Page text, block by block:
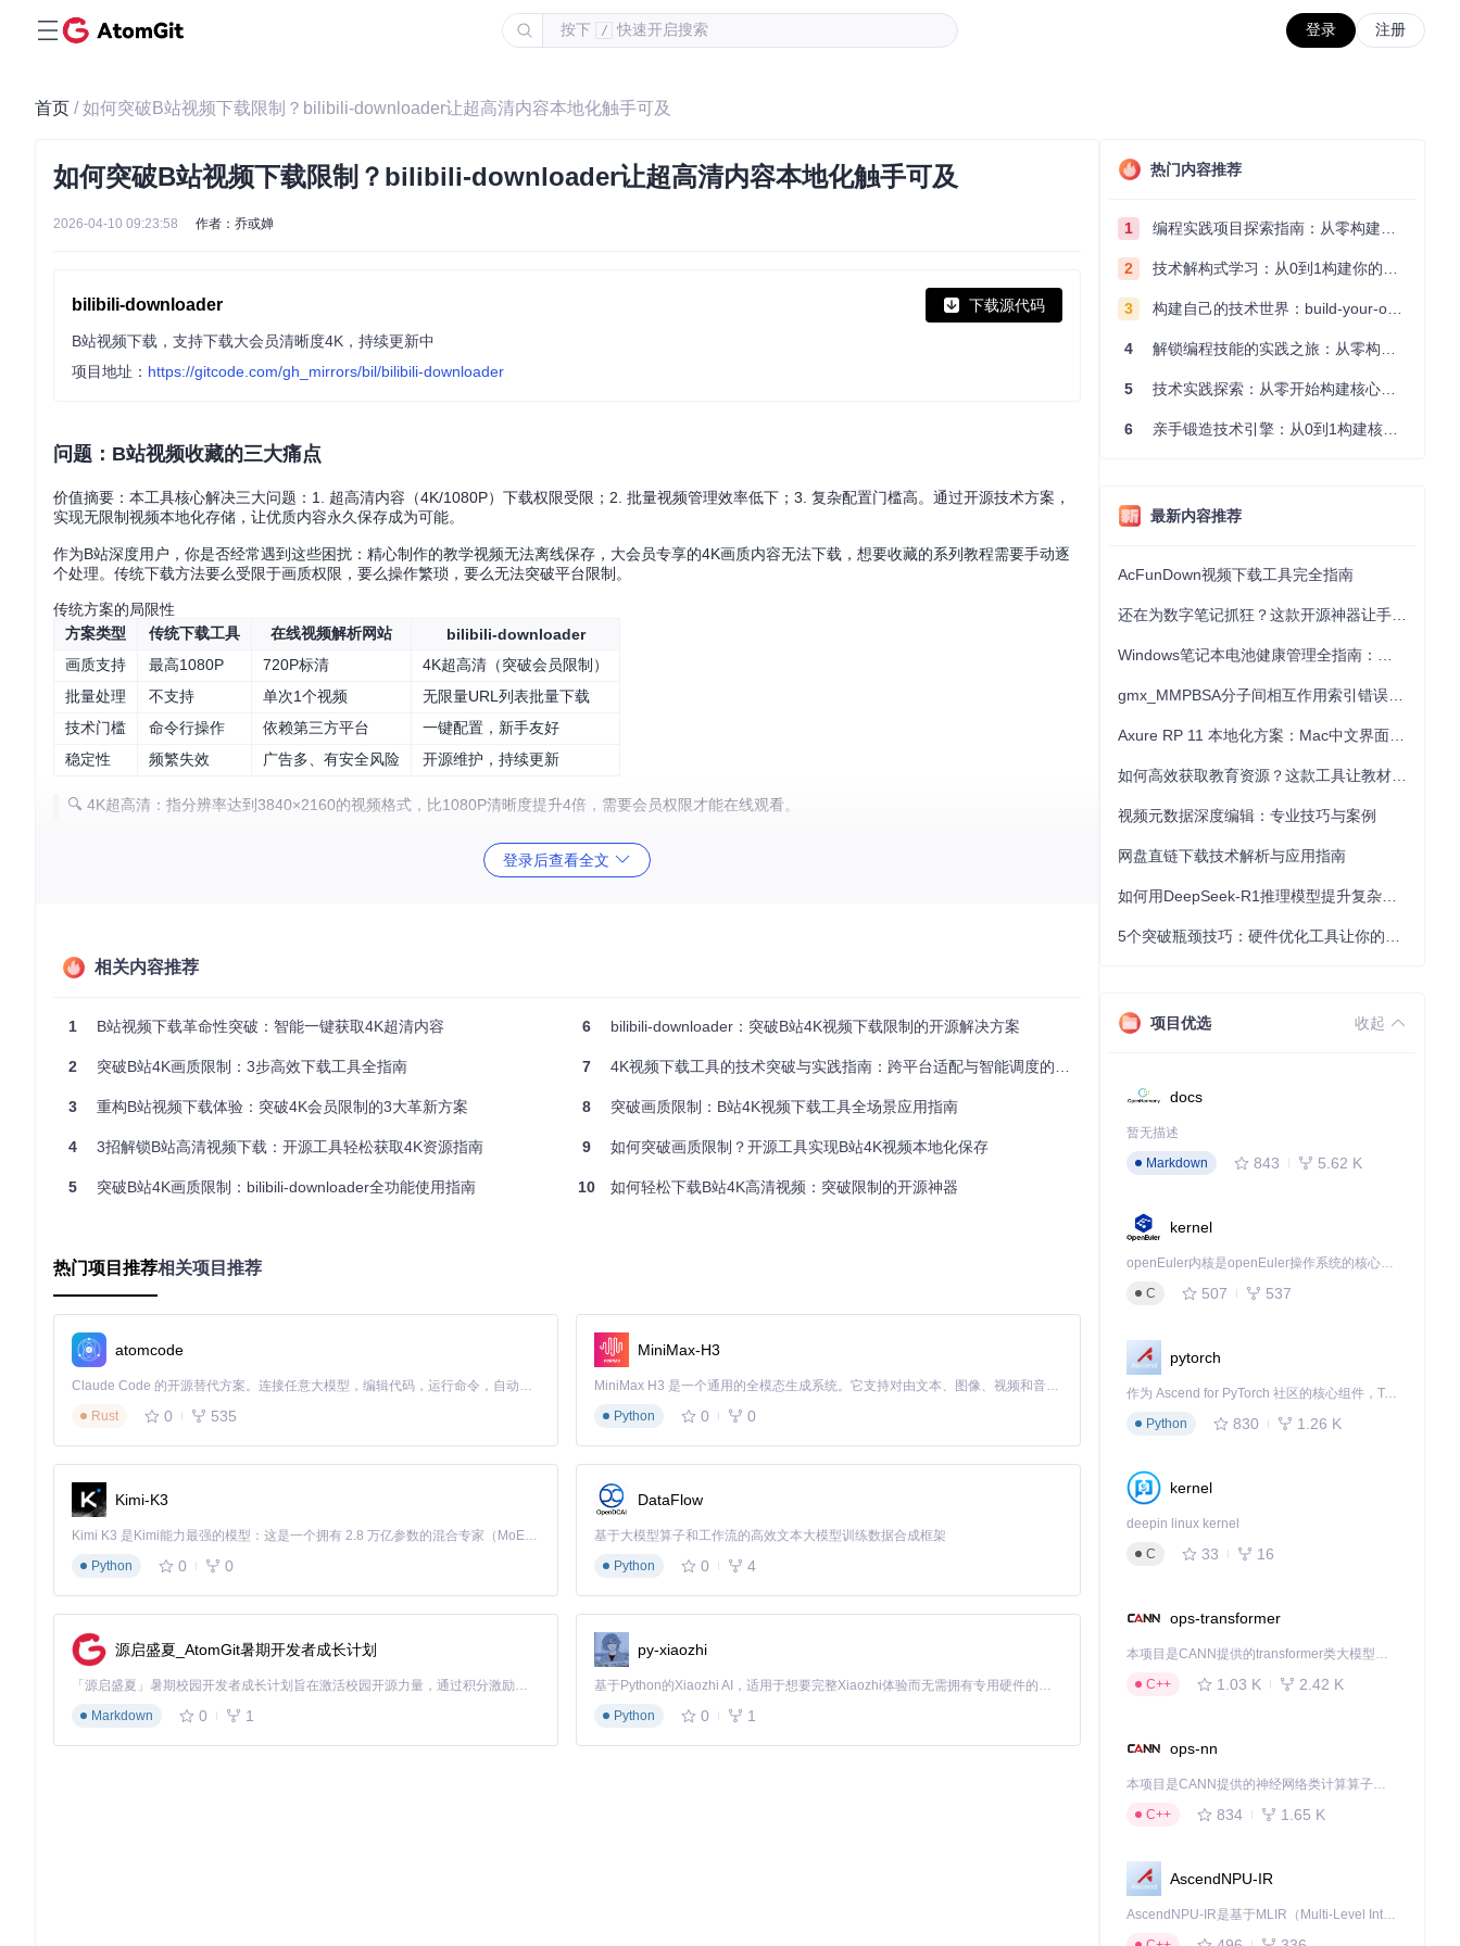
按下 / 快速开启搜索 登录 注册
首页 / 如何突破B站视频下载限制？bilibili-downloader让超高清内容本地化触手可及
如何突破B站视频下载限制？bilibili-downloader让超高清内容本地化触手可及
2026-04-10 09:23:58 作者：乔或婵
bilibili-downloader 下载源代码
B站视频下载，支持下载大会员清晰度4K，持续更新中
项目地址： https://gitcode.com/gh_mirrors/bil/bilibili-downloader
问题：B站视频收藏的三大痛点
价值摘要：本工具核心解决三大问题：1. 超高清内容（4K/1080P）下载权限受限；2. 批量视频管理效率低下；3. 复杂配置门槛高。通过开源技术方案，
实现无限制视频本地化存储，让优质内容永久保存成为可能。
作为B站深度用户，你是否经常遇到这些困扰：精心制作的教学视频无法离线保存，大会员专享的4K画质内容无法下载，想要收藏的系列教程需要手动逐
个处理。传统下载方法要么受限于画质权限，要么操作繁琐，要么无法突破平台限制。
传统方案的局限性
方案类型
传统下载工具 在线视频解析网站
bilibili-downloader
画质支持
最高1080P 720P标清
4K超高清（突破会员限制）
批量处理
不支持 单次1个视频
无限量URL列表批量下载
技术门槛
命令行操作 依赖第三方平台
一键配置，新手友好
稳定性
频繁失效 广告多、有安全风险 开源维护，持续更新
🔍 4K超高清：指分辨率达到3840×2160的视频格式，比1080P清晰度提升4倍，需要会员权限才能在线观看。
💡 专家提示：根据B站用户协议，下载内容仅限个人学习使用，禁止商业传播。建议定期更新工具版本以保持最佳兼容性。
bilibili-downloader采用先进的视频解析技术，能够突破B站的画质限制，直接获取原始视频流。通过智能识别用户Cookie中的会员权限，自动匹配最高可
与传统工具相比，本方案的独特优势在于：
直接解析原始视频源，避免画质压缩
自动选择最佳音频编码，保持音质无损
💡 专家提示：4K视频文件体积较大（通常每小时10GB以上），建议确保存储空间充足，并使用高速网络环境下载。
2. 批量视频管理系统
核心特性包括：
智能去重机制，避免重复下载
下载优先级设置，可调整视频处理顺序
自动创建分类文件夹，保持文件结构清晰
💡 专家提示：对于超过50个视频的批量任务，建议分批次进行，避免触发B站API请求限制。
3. 断点续传与进度监控
采用异步并发技术（多任务同时下载），大幅提升下载效率。内置断点续传功能，网络中断后可从中断点继续，避免重复下载。实时进度显示让用户随时
掌握下载状态。
技术优势：
多线程分段下载，充分利用带宽
详细日志记录，便于问题排查
💡 专家提示：若遇到下载速度缓慢，可在config.py中调整线程数参数，建议普通网络环境下设置为4-8线程。
价值：为什么选择这款开源工具
bilibili-downloader的核心价值在于平衡了功能强大与操作简单。通过模块化设计，既满足了高级用户的定制需求，又为新手提供了零门槛的使用体验。作
为完全开源的项目，用户可以放心使用，无需担心恶意代码或隐私泄露。
登录后查看全文
相关内容推荐
1 B站视频下载革命性突破：智能一键获取4K超清内容
2 突破B站4K画质限制：3步高效下载工具全指南
3 重构B站视频下载体验：突破4K会员限制的3大革新方案
4 3招解锁B站高清视频下载：开源工具轻松获取4K资源指南
5 突破B站4K画质限制：bilibili-downloader全功能使用指南
6 bilibili-downloader：突破B站4K视频下载限制的开源解决方案
7 4K视频下载工具的技术突破与实践指南：跨平台适配与智能调度的价值创造
8 突破画质限制：B站4K视频下载工具全场景应用指南
9 如何突破画质限制？开源工具实现B站4K视频本地化保存
10 如何轻松下载B站4K高清视频：突破限制的开源神器
热门项目推荐相关项目推荐
atomcode
Claude Code 的开源替代方案。连接任意大模型，编辑代码，运行命令，自动验证 — 全自动执行。用 Rust 构建，极致性能。 ｜ An open-source alternative to Claude Code. Connect any LLM, edit code, run commands, and verify changes — autonomously. Built in Rust for speed. Get Started
Rust
0 535
MiniMax-H3
MiniMax H3 是一个通用的全模态生成系统。它支持对由文本、图像、视频和音频组成的多模态上下文进行统一理解，并能生成分辨率高达 2K、时长可达 15 秒的带原生立体声音频的视频。得益于面向任务泛化的系统设计，H3 在预训练阶段就已具备广泛的多模态上下文理解与生成能力，能够出色地执行复杂的多模态指令。
Python
0 0
Kimi-K3
Kimi K3 是Kimi能力最强的模型：这是一个拥有 2.8 万亿参数的混合专家（MoE）模型，具备原生视觉理解能力，并支持 100 万 token 的上下文窗口。
Python
0 0
DataFlow
基于大模型算子和工作流的高效文本大模型训练数据合成框架
Python
0 4
源启盛夏_AtomGit暑期开发者成长计划
「源启盛夏」暑期校园开发者成长计划旨在激活校园开源力量，通过积分激励、认证扶持、资源倾斜等形式，引导高校组织和开发者完成「入驻 — 建项目 — 做贡献 — 获认证 — 得资源」的完整闭环。无论你是想带领社团入驻平台的组织者，还是希望用代码贡献证明自己的开发者，都能在这里找到属于你的成长路径。
Markdown
0 1
py-xiaozhi
基于Python的Xiaozhi AI，适用于想要完整Xiaozhi体验而无需拥有专用硬件的用户。
Python
0 1
热门内容推荐
1 编程实践项目探索指南：从零构建技术能力体系
2 技术解构式学习：从0到1构建你的编程知识体系
3 构建自己的技术世界：build-your-own-x项目的实践探索指南
4 解锁编程技能的实践之旅：从零构建你的技术世界
5 技术实践探索：从零开始构建核心系统的实践指南
6 亲手锻造技术引擎：从0到1构建核心系统的实践指南
最新内容推荐
AcFunDown视频下载工具完全指南
视频元数据深度编辑：专业技巧与案例
网盘直链下载技术解析与应用指南
项目优选 收起
docs
暂无描述
Markdown
843 5.62 K
kernel
openEuler内核是openEuler操作系统的核心，既是系统性能与稳定性的基石，也是连接处理器、设备与服务的桥梁。
C
507 537
pytorch
作为 Ascend for PyTorch 社区的核心组件，TorchNPU 是昇腾专为 PyTorch 打造的深度学习适配插件，使 PyTorch 框架能够直接调用昇腾 NPU，为开发者提供昇腾 AI 处理器的超强算力。
Python
830 1.26 K
kernel
deepin linux kernel
C
33 16
ops-transformer
本项目是CANN提供的transformer类大模型算子库，实现网络在NPU上加速计算。
C++
1.03 K 2.42 K
ops-nn
本项目是CANN提供的神经网络类计算算子库，实现网络在NPU上加速计算。
C++
834 1.65 K
AscendNPU-IR
AscendNPU-IR是基于MLIR（Multi-Level Intermediate Representation）构建的，面向昇腾亲和算子编译时使用的中间表示，提供昇腾完备表达能力，通过编译优化提升昇腾AI处理器计算效率，支持通过生态框架使能昇腾AI处理器与深度调优